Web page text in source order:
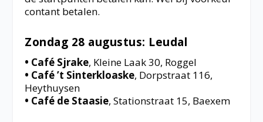
contant betalen.
Zondag 28 augustus: Leudal
• Café Sjrake, Kleine Laak 30, Roggel
• Café ’t Sinterkloaske, Dorpstraat 116,
Heythuysen
• Café de Staasie, Stationstraat 15, Baexem